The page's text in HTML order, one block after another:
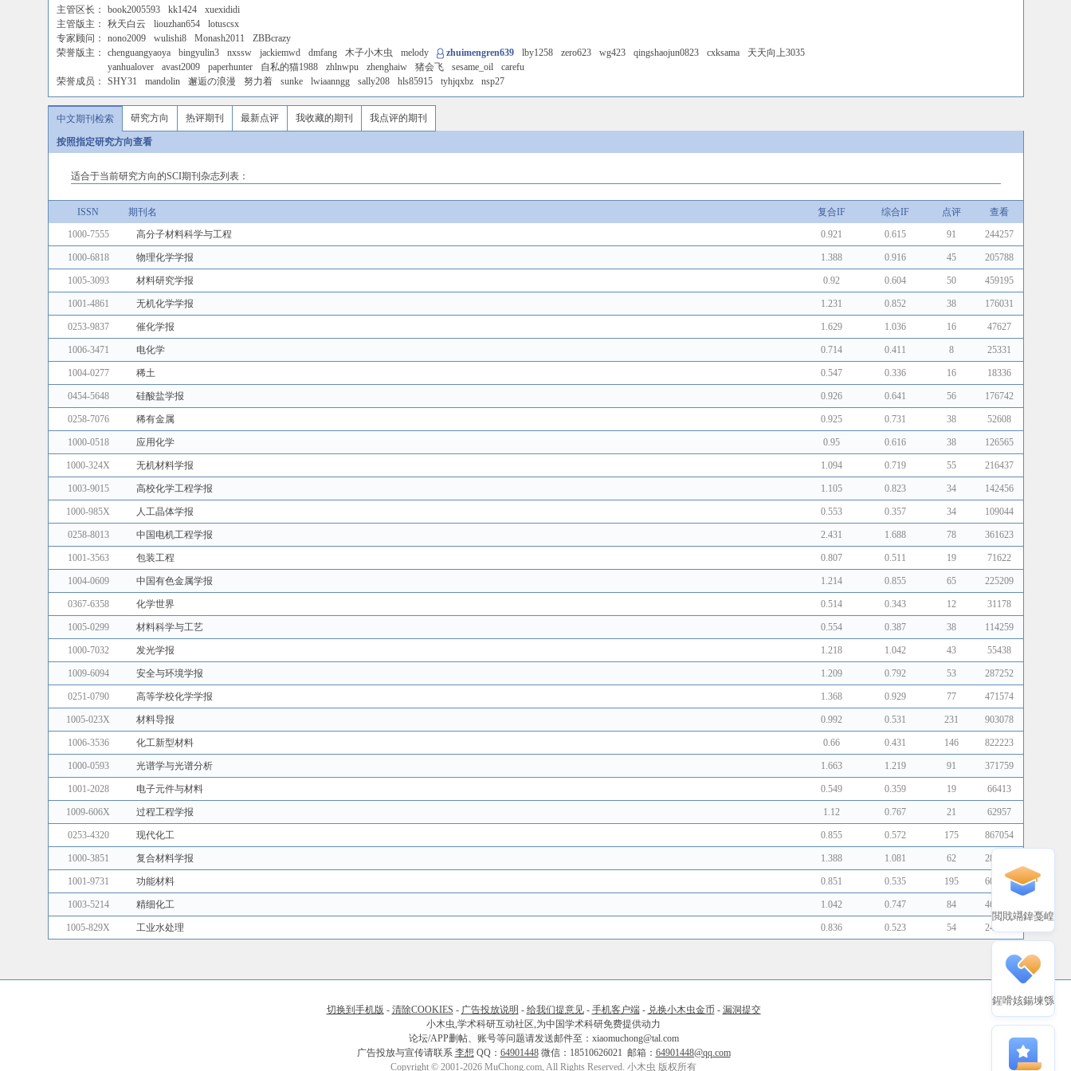
主管区长： book2005593 kk1424
xuexididi
主管版主：
秋天白云 liouzhan654
lotuscsx
专家顾问：
nono2009 wulishi8 Monash2011
ZBBcrazy
荣誉版主：
chenguangyaoya bingyulin3 nxssw jackiemwd dmfang 木子小木虫 melody zhuimengren639 lby1258 zero623 wg423 qingshaojun0823 cxksama
天天向上3035
yanhualover
avast2009 paperhunter 自私的猫1988 zhlnwpu zhenghaiw 猪会飞 sesame_oil
carefu
荣誉成员：
SHY31 mandolin 邂逅の浪漫 努力着 sunke lwiaanngg sally208 hls85915 tyhjqxbz nsp27
中文期刊检索 研究方向 热评期刊 最新点评 我收藏的期刊 我点评的期刊
按照指定研究方向查看
适合于当前研究方向的SCI期刊杂志列表：
ISSN 期刊名 复合IF 综合IF 点评
查看
1000-7555
高分子材料科学与工程 0.921 0.615 91 244257
1000-6818 物理化学学报 1.388 0.916 45 205788
1005-3093 材料研究学报 0.92 0.604 50 459195
1001-4861 无机化学学报 1.231 0.852 38 176031
0253-9837 催化学报 1.629 1.036 16 47627
1006-3471 电化学 0.714 0.411 8 25331
1004-0277 稀土 0.547 0.336 16 18336
0454-5648 硅酸盐学报 0.926 0.641 56 176742
0258-7076 稀有金属 0.925 0.731 38 52608
1000-0518 应用化学 0.95 0.616 38 126565
1000-324X 无机材料学报 1.094 0.719 55 216437
1003-9015 高校化学工程学报 1.105 0.823 34 142456
1000-985X 人工晶体学报 0.553 0.357 34 109044
0258-8013 中国电机工程学报 2.431 1.688 78 361623
1001-3563 包装工程 0.807 0.511 19 71622
1004-0609 中国有色金属学报 1.214 0.855 65 225209
0367-6358 化学世界 0.514 0.343 12 31178
1005-0299 材料科学与工艺 0.554 0.387 38 114259
1000-7032 发光学报 1.218 1.042 43 55438
1009-6094 安全与环境学报 1.209 0.792 53 287252
0251-0790 高等学校化学学报 1.368 0.929 77 471574
1005-023X 材料导报 0.992 0.531 231 903078
1006-3536 化工新型材料 0.66 0.431 146 822223
1000-0593 光谱学与光谱分析 1.663 1.219 91 371759
1001-2028 电子元件与材料 0.549 0.359 19 66413
1009-606X 过程工程学报 1.12 0.767 21 62957
0253-4320 现代化工 0.855 0.572 175 867054
1000-3851 复合材料学报 1.388 1.081 62 282412
1001-9731 功能材料 0.851 0.535 195 604681
1003-5214 精细化工 1.042 0.747 84 461541
1005-829X 工业水处理 0.836 0.523 54 244093
切换到手机版 - 清除COOKIES - 广告投放说明 - 给我们提意见- 手机客户端- 兑换小木虫金币 - 漏洞提交
小木虫,学术科研互动社区,为中国学术科研免费提供动力
论坛/APP删帖、账号等问题请发送邮件至：xiaomuchong@tal.com
广告投放与宣传请联系 李想 QQ： 64901448微信：18510626021 邮箱： 64901448@qq.com
Copyright © 2001-2026 MuChong.com, All Rights Reserved. 小木虫 版权所有
閲戝竵鍏戞崲
鍟嗗姟鍚堜綔